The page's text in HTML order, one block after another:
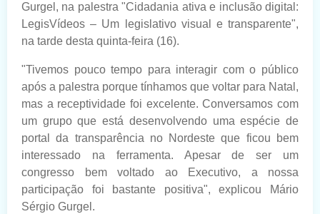
Gurgel, na palestra "Cidadania ativa e inclusão digital:
LegisVídeos – Um legislativo visual e transparente",
na tarde desta quinta-feira (16).
"Tivemos pouco tempo para interagir com o público
após a palestra porque tínhamos que voltar para Natal,
mas a receptividade foi excelente. Conversamos com
um grupo que está desenvolvendo uma espécie de
portal da transparência no Nordeste que ficou bem
interessado na ferramenta. Apesar de ser um
congresso bem voltado ao Executivo, a nossa
participação foi bastante positiva", explicou Mário
Sérgio Gurgel.